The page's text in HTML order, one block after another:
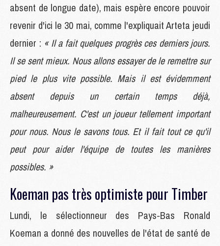
absent de longue date), mais espère encore pouvoir
revenir d'ici le 30 mai, comme l'expliquait Arteta jeudi
dernier : « Il a fait quelques progrès ces derniers jours.
Il se sent mieux. Nous allons essayer de le remettre sur
pied le plus vite possible. Mais il est évidemment
absent depuis un certain temps déjà,
malheureusement. C'est un joueur tellement important
pour nous. Nous le savons tous. Et il fait tout ce qu'il
peut pour aider l'équipe de toutes les manières
possibles. »
Koeman pas très optimiste pour Timber
Lundi, le sélectionneur des Pays-Bas Ronald
Koeman a donné des nouvelles de l'état de santé de